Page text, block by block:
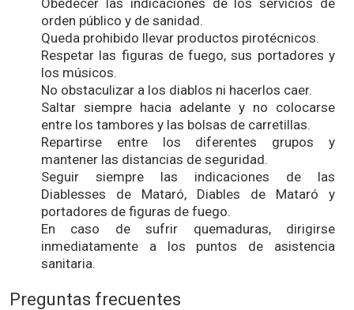
orden público y de sanidad.
Queda prohibido llevar productos pirotécnicos.
Respetar las figuras de fuego, sus portadores y
los músicos.
No obstaculizar a los diablos ni hacerlos caer.
Saltar siempre hacia adelante y no colocarse
entre los tambores y las bolsas de carretillas.
Repartirse entre los diferentes grupos y
mantener las distancias de seguridad.
Seguir siempre las indicaciones de las
Diablesses de Mataró, Diables de Mataró y
portadores de figuras de fuego.
En caso de sufrir quemaduras, dirigirse
inmediatamente a los puntos de asistencia
sanitaria.
Preguntas frecuentes